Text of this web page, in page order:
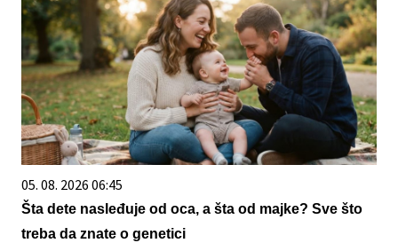
05. 08. 2026 06:45
Šta dete nasleđuje od oca, a šta od majke? Sve što
treba da znate o genetici